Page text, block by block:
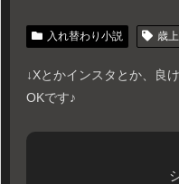
入れ替わり小説 歳
↓Xとかインスタとか、良
OKです♪